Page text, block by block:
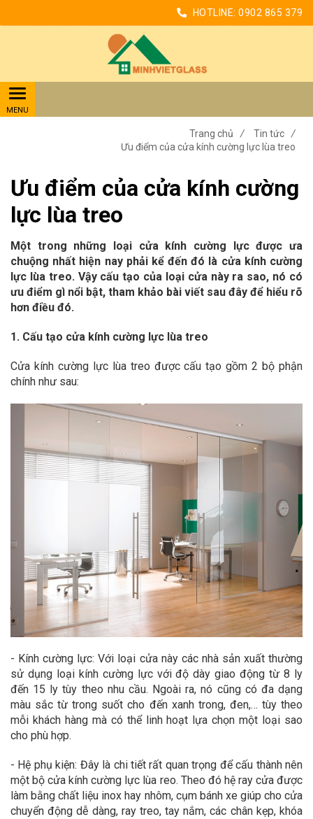
HOTLINE: 0902 865 379
Trang chủ / Tin tức
/
Ưu điểm của cửa kính cường lực lùa treo
Ưu điểm của cửa kính cường
lực lùa treo
Một trong những loại cửa kính cường lực được ưa
chuộng nhất hiện nay phải kể đến đó là cửa kính cường
lực lùa treo. Vậy cấu tạo của loại cửa này ra sao, nó có
ưu điểm gì nổi bật, tham khảo bài viết sau đây để hiểu rõ
hơn điều đó.
1. Cấu tạo cửa kính cường lực lùa treo
Cửa kính cường lực lùa treo được cấu tạo gồm 2 bộ phận
chính như sau:
- Kính cường lực: Với loại cửa này các nhà sản xuất thường
sử dụng loại kính cường lực với độ dày giao động từ 8 ly
đến 15 ly tùy theo nhu cầu. Ngoài ra, nó cũng có đa dạng
màu sắc từ trong suốt cho đến xanh trong, đen,… tùy theo
mỗi khách hàng mà có thể linh hoạt lựa chọn một loại sao
cho phù hợp.
- Hệ phụ kiện: Đây là chi tiết rất quan trọng để cấu thành nên
một bộ cửa kính cường lực lùa reo. Theo đó hệ ray cửa được
làm bằng chất liệu inox hay nhôm, cụm bánh xe giúp cho cửa
chuyển động dễ dàng, ray treo, tay nắm, các chân kẹp, khóa